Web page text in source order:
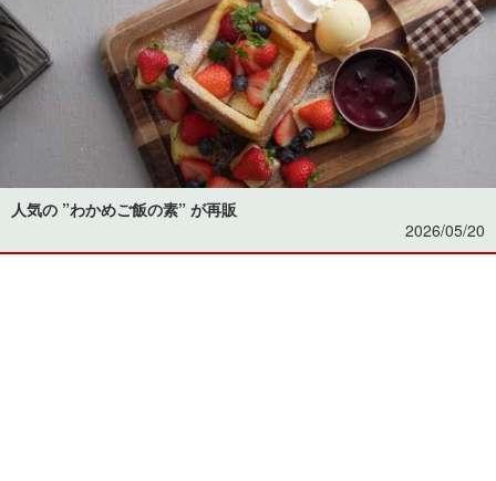
人気の ”わかめご飯の素” が再販
2026/05/20